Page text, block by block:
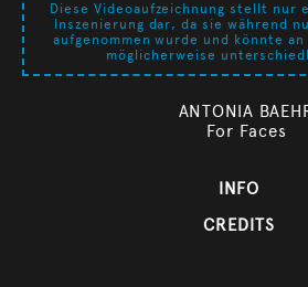
Diese Videoaufzeichnung stellt nur
Inszenierung dar, da sie während
aufgenommen wurde und könnte an
möglicherweise
ANTONIA
For Faces
INFO
CREDITS